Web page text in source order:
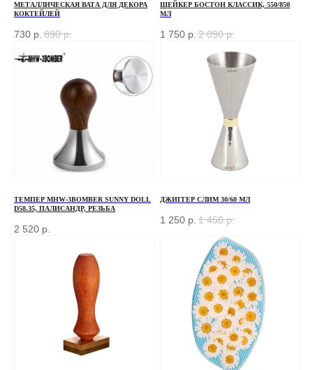
МЕТАЛЛИЧЕСКАЯ ВАТА ДЛЯ ДЕКОРА
КОКТЕЙЛЕЙ
730 р. 890 р.
ШЕЙКЕР БОСТОН КЛАССИК, 550/850
МЛ
1 750 р. 2 090 р.
ТЕМПЕР MHW-3BOMBER SUNNY DOLL
D58.35, ПАЛИСАНДР, РЕЗЬБА
2 520 р.
ДЖИГГЕР СЛИМ 30/60 МЛ
1 250 р. 1 450 р.
Если у вас есть вопросы по ассортименту или
нужна консультация — оставьте свои контакты, мы
свяжемся с вами
ЗАКАЗАТЬ ЗВОНОК